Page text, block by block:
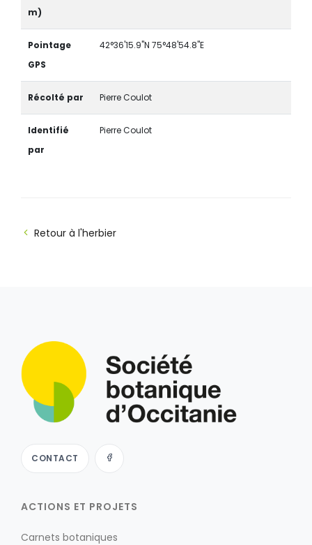
m)
Pointage
GPS
42°36'15.9"N 75°48'54.8"E
Récolté par Pierre Coulot
Identifié
par
Pierre Coulot
Retour à l'herbier
CONTACT
ACTIONS ET PROJETS
Carnets botaniques